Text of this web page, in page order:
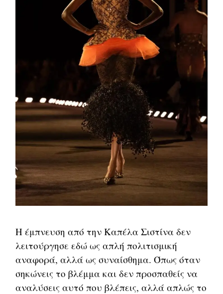
Η έμπνευση από την Καπέλα Σιστίνα δεν
λειτούργησε εδώ ως απλή πολιτισμική
αναφορά, αλλά ως συναίσθημα. Όπως όταν
σηκώνεις το βλέμμα και δεν προσπαθείς να
αναλύσεις αυτό που βλέπεις, αλλά απλώς το